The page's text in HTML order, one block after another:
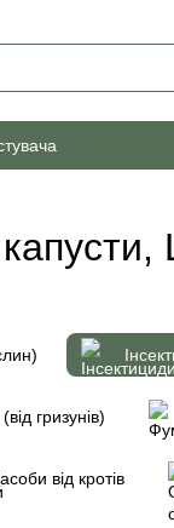
гризунів)
від кротів